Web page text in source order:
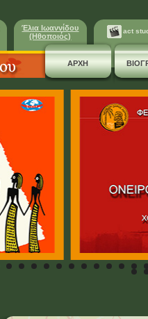
Έλια Ιωαννίδου
(Ηθοποιός)
act
ΑΡΧΗ